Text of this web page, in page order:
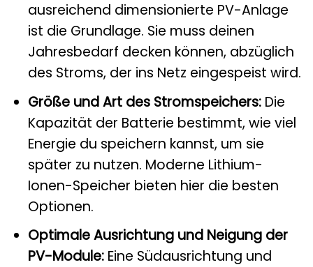
ausreichend dimensionierte PV-Anlage
ist die Grundlage. Sie muss deinen
Jahresbedarf decken können, abzüglich
des Stroms, der ins Netz eingespeist wird.
Größe und Art des Stromspeichers:Die
Kapazität der Batterie bestimmt, wie viel
Energie du speichern kannst, um sie
später zu nutzen. Moderne Lithium-
Ionen-Speicher bieten hier die besten
Optionen.
Optimale Ausrichtung und Neigung der
PV-Module:Eine Südausrichtung und